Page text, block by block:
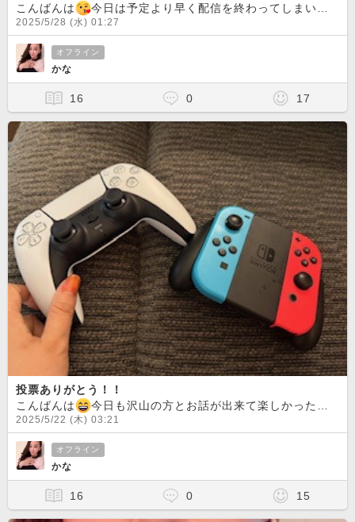
こんばんは
今日は予定より早く配信を終わってしまいました
2025/5/28 (水) 01:27
オフライン
かな
16 0 17
投票ありがとう！！
こんばんは
今日も沢山の方とお話が出来て楽しかったです
2025/5/22 (木) 03:21
オフライン
かな
16 0 15